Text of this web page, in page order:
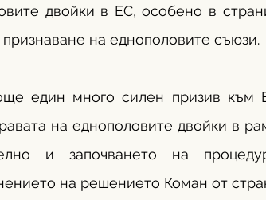
двойки в ЕС, особено в
признаване на еднополовите съюзи.
един много силен призив към
на еднополовите двойки в
и започването на
на решението Коман от